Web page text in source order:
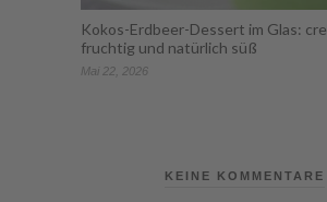
Kokos-Erdbeer-Dessert im Glas:
fruchtig und natürlich süß
Mai 22, 2026
KEINE KOMMENTARE